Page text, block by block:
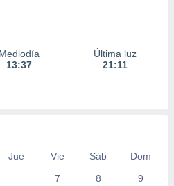
Mediodía
13:37
Última luz
21:11
Jue Vie Sáb
Dom
7
8 9